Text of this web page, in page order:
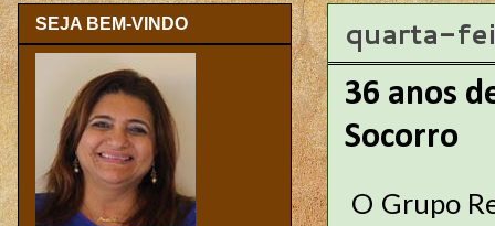
quarta-
36 anos
Socorro
O Grupo
SEJA BEM-VINDO